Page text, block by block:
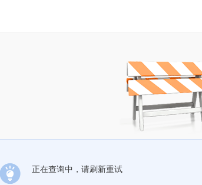
正在查询中，请刷新重试